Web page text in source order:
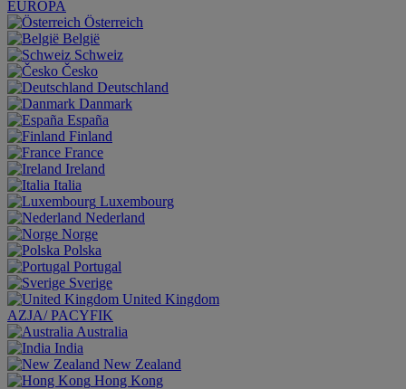
EUROPA
Österreich
België
Schweiz
Česko
Deutschland
Danmark
España
Finland
France
Ireland
Italia
Luxembourg
Nederland
Norge
Polska
Portugal
Sverige
United Kingdom
AZJA/ PACYFIK
Australia
India
New Zealand
Hong Kong